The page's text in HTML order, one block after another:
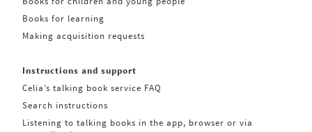
Books for learning
Making acquisition requests
Instructions and support
Celia’s talking book service FAQ
Search instructions
Listening to talking books in the app, browser or via